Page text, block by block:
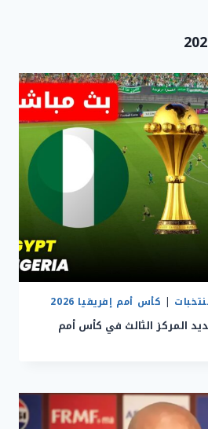
| كأس أمم إفريقيا 2026
المركز الثالث في كأس أمم